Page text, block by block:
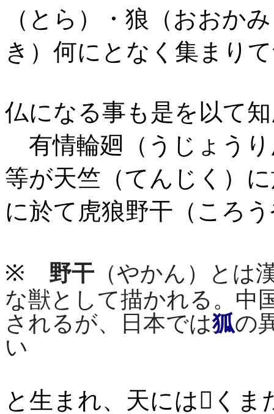
（とら）・狼（おおか
き）何にとなく集まり
仏になる事も是を以て
有情輪廻（うじょう
等が天竺（てんじく）
に於て虎狼野干（ころ
※ 野干 （やかん）とは
な獣として描かれる。中
されるが、日本では狐の
い
と生まれ、天にはくま